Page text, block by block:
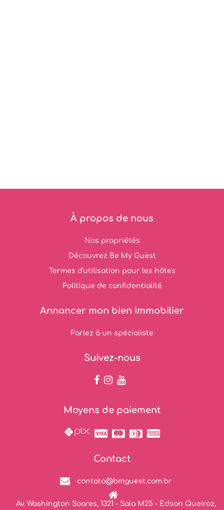
À propos de nous
Nos propriétés
Découvrez Be My Guest
Termes d'utilisation pour les hôtes
Politique de confidentialité
Annoncer mon bien immobilier
Parlez à un spécialiste
Suivez-nous
Moyens de paiement
Contact
contato@bmguest.com.br
Av. Washington Soares, 1321 - Sala M25 - Edson Queiroz,